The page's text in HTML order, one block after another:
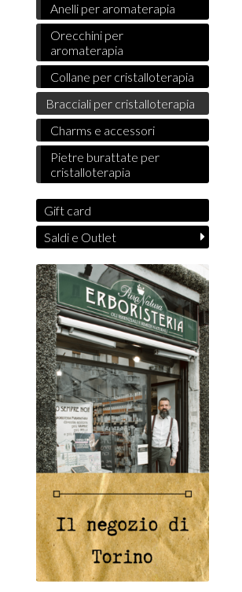
Anelli per aromaterapia
Orecchini per
aromaterapia
Collane per cristalloterapia
Bracciali per cristalloterapia
Charms e accessori
Pietre burattate per
cristalloterapia
Gift card
Saldi e Outlet